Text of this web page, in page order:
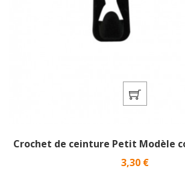
Crochet de ceinture Petit Modèle
Prix
3,30 €